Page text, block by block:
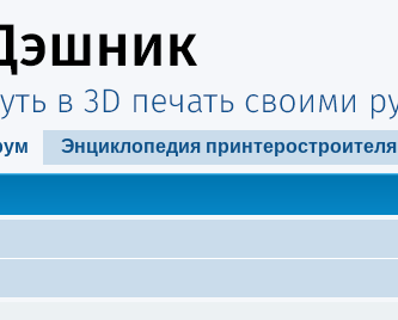
Энциклопедия принтеростроителя